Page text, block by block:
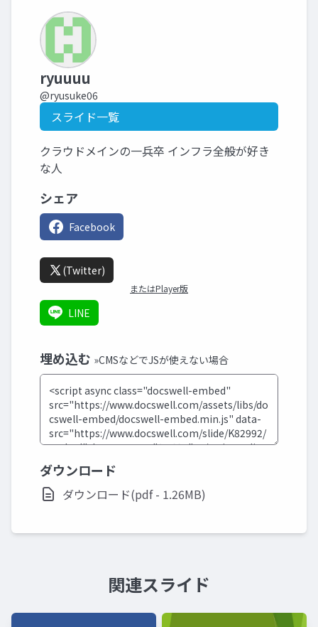
ryuuuu
@ryusuke06
スライド一覧
クラウドメインの一兵卒 インフラ全般が好き
な人
シェア
Facebook
(Twitter)
またはPlayer版
LINE
埋め込む »CMSなどでJSが使えない場合
ダウンロード
ダウンロード(pdf - 1.26MB)
関連スライド